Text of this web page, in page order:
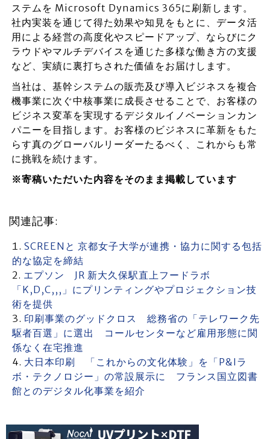
ステムを Microsoft Dynamics 365に刷新します。
社内実装を通じて得た効果や知見をもとに、データ活
用による経営の高度化やスピードアップ、ならびにク
ラウドやマルチデバイスを通じた多様な働き方の支援
など、実績に裏打ちされた価値をお届けします。
当社は、基幹システムの販売及び導入ビジネスを複合
機事業に次ぐ中核事業に成長させることで、お客様の
ビジネス変革を実現するデジタルイノベーションカン
パニーを目指します。お客様のビジネスに革新をもた
らす真のグローバルリーダーたるべく、これからも常
に挑戦を続けます。
※寄稿いただいた内容をそのまま掲載しています
関連記事:
SCREENと 京都女子大学が連携・協力に関する包括
的な協定を締結
エプソン JR 新大久保駅直上フードラボ
「K,D,C,,,」にプリンティングやプロジェクション技
術を提供
印刷事業のグッドクロス 総務省の「テレワーク先
駆者百選」に選出 コールセンターなど雇用形態に関
係なく在宅推進
大日本印刷 「これからの文化体験」を「P&Iラ
ボ・テクノロジー」の常設展示に フランス国立図書
館とのデジタル化事業を紹介